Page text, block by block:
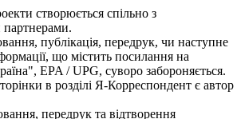
створюється спільно з
публікація, передрук, чи наступне
що містить посилання на
EPA / UPG, суворо забороняється.
в розділі Я-Корреспондент є автор
передрук та відтворення